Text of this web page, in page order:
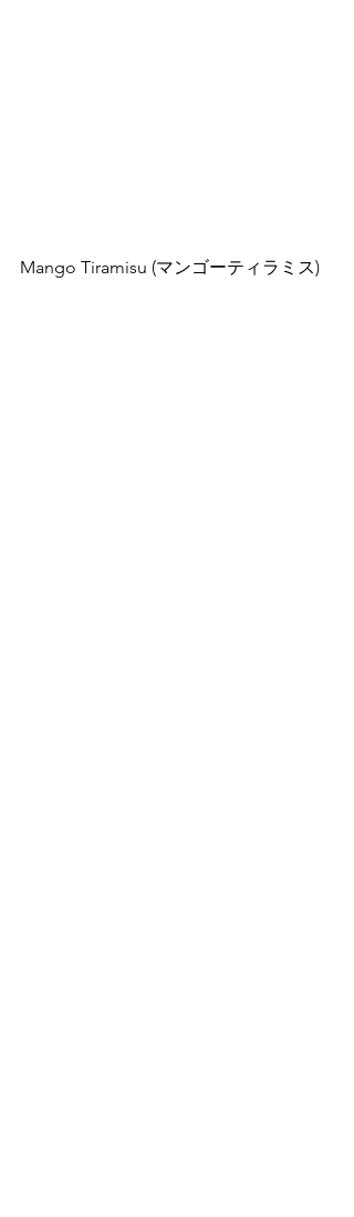
Mango Tiramisu (マンゴーティラミス)